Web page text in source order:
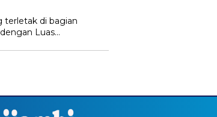
terletak di bagian
Luas…